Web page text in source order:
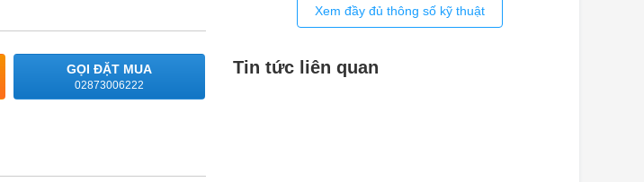
GỌI ĐẶT MUA
02873006222
Xem đầy đủ thông số kỹ thuật
Tin tức liên quan